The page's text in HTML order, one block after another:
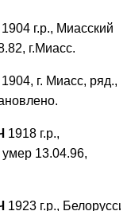
1904 г.р., Миасский
г.Миасс.
1904, г. Миасс, ряд.,
1918 г.р.,
умер 13.04.96,
1923 г.р.,